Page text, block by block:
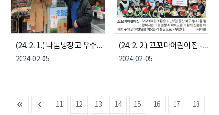
(24. 2. 1.) 나눔냉장고 우수후원처 현판 전달식(디아채마트, 럽미, 이화정 마을관리사회적협동조합)
2024-02-05
(24. 2. 2.) 꼬꼬마어린이집 - 이웃돕기 성금 기부
2024-02-05
11 12 13 14 15 16 17 18